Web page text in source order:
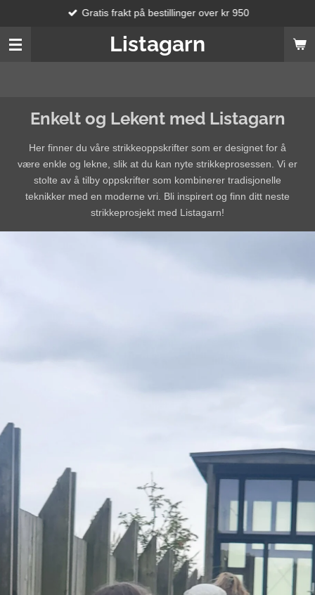
hovedinnhold
Listagarn
Gratis frakt på bestillinger over kr 950
Enkelt og Lekent med Listagarn
Her finner du våre strikkeoppskrifter som er designet for å
være enkle og lekne, slik at du kan nyte strikkeprosessen. Vi er
stolte av å tilby oppskrifter som kombinerer tradisjonelle
teknikker med en moderne vri. Bli inspirert og finn ditt neste
strikkeprosjekt med Listagarn!